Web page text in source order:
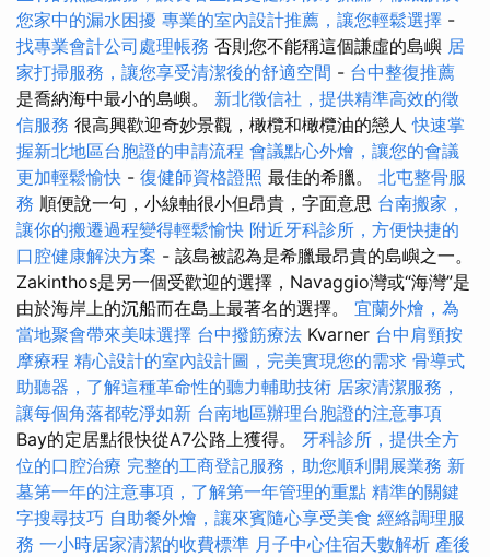
您家中的漏水困擾 專業的室內設計推薦，讓您輕鬆選擇 -
找專業會計公司處理帳務 否則您不能稱這個謙虛的島嶼 居
家打掃服務，讓您享受清潔後的舒適空間 - 台中整復推薦
是喬納海中最小的島嶼。 新北徵信社，提供精準高效的徵
信服務 很高興歡迎奇妙景觀，橄欖和橄欖油的戀人快速掌
握新北地區台胞證的申請流程 會議點心外燴，讓您的會議
更加輕鬆愉快 - 復健師資格證照 最佳的希臘。 北屯整骨服
務 順便說一句，小線軸很小但昂貴，字面意思 台南搬家，
讓你的搬遷過程變得輕鬆愉快 附近牙科診所，方便快捷的
口腔健康解決方案 - 該島被認為是希臘最昂貴的島嶼之一。
Zakinthos是另一個受歡迎的選擇，Navaggio灣或“海灣”是
由於海岸上的沉船而在島上最著名的選擇。 宜蘭外燴，為
當地聚會帶來美味選擇 台中撥筋療法 Kvarner 台中肩頸按
摩療程 精心設計的室內設計圖，完美實現您的需求 骨導式
助聽器，了解這種革命性的聽力輔助技術 居家清潔服務，
讓每個角落都乾淨如新 台南地區辦理台胞證的注意事項
Bay的定居點很快從A7公路上獲得。 牙科診所，提供全方
位的口腔治療 完整的工商登記服務，助您順利開展業務 新
墓第一年的注意事項，了解第一年管理的重點 精準的關鍵
字搜尋技巧 自助餐外燴，讓來賓隨心享受美食 經絡調理服
務 一小時居家清潔的收費標準 月子中心住宿天數解析 產後